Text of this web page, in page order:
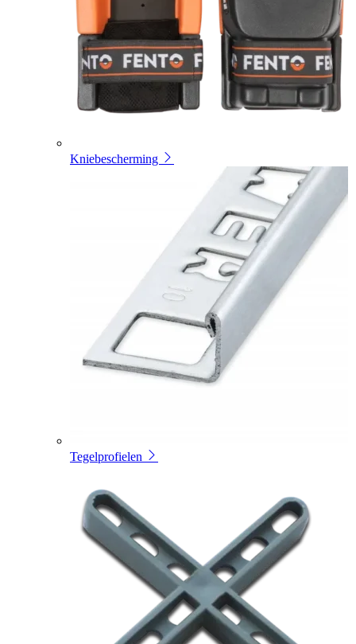
Kniebescherming
Tegelprofielen